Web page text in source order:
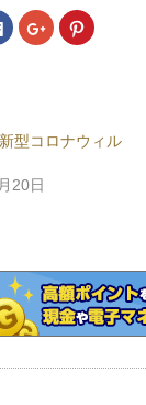
Facebook
で
リ
し
て
し
い
ウ
ィ
ン
ド
で
ク
リ
有
開
き
ま
す)
ク
リ
有
開
き
ま
す)
型コロナウィル
20日